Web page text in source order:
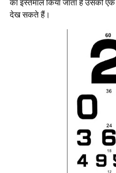
का इस्तेमाल किया जाता है उसकी
देख सकते हैं।